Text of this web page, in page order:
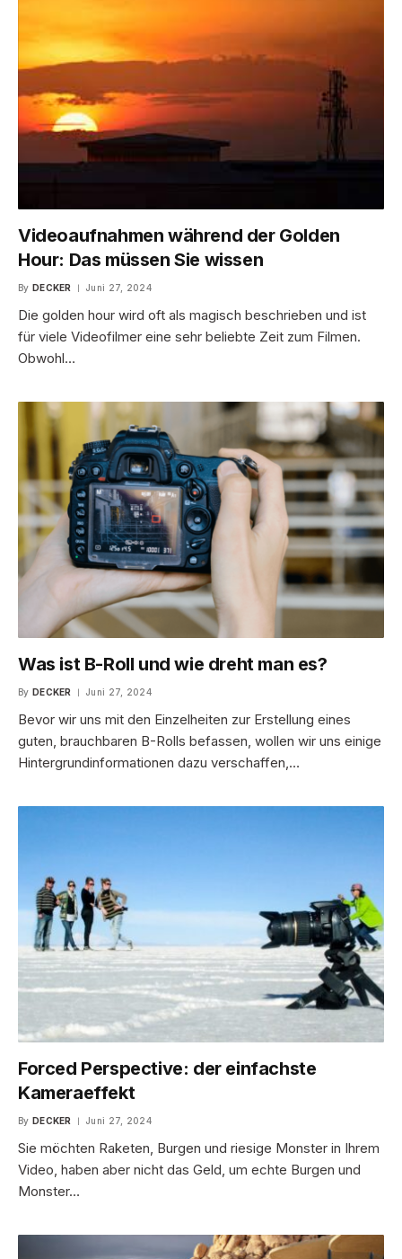
Videoaufnahmen während der Golden
Hour: Das müssen Sie wissen
By DECKER Juni 27, 2024
Die golden hour wird oft als magisch beschrieben und ist
für viele Videofilmer eine sehr beliebte Zeit zum Filmen.
Obwohl…
Was ist B-Roll und wie dreht man es?
By DECKER Juni 27, 2024
Bevor wir uns mit den Einzelheiten zur Erstellung eines
guten, brauchbaren B-Rolls befassen, wollen wir uns einige
Hintergrundinformationen dazu verschaffen,…
Forced Perspective: der einfachste
Kameraeffekt
By DECKER Juni 27, 2024
Sie möchten Raketen, Burgen und riesige Monster in Ihrem
Video, haben aber nicht das Geld, um echte Burgen und
Monster…